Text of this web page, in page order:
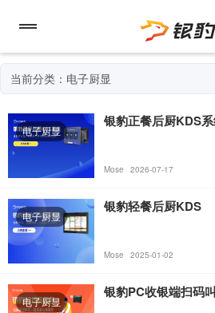
当前分类：电子厨显
电子厨显
银豹正餐后厨KDS
Mose 2026-07-17
电子厨显
银豹轻餐后厨KDS
Mose 2025-01-02
电子厨显
银豹PC收银端扫码